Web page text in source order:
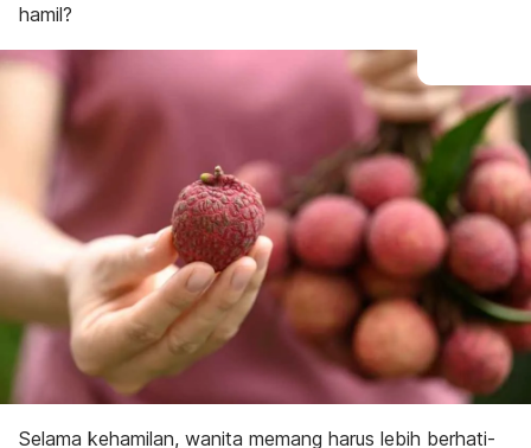
hamil?
Selama kehamilan, wanita memang harus lebih berhati-